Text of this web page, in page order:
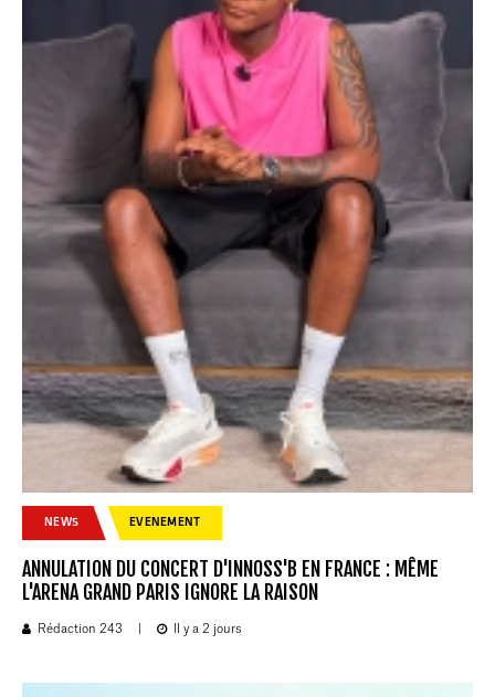
NEWS EVENEMENT
ANNULATION DU CONCERT D'INNOSS'B EN FRANCE : MÊME
L'ARENA GRAND PARIS IGNORE LA RAISON
Rédaction 243 Il y a 2 jours